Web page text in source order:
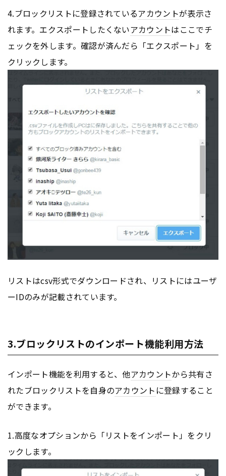
4.ブロックリストに登録されているアカウントが表示さ
れます。エクスポートしたくないアカウントはここでチ
ェックを外します。確認が済んだら「エクスポート」を
クリックします。
リストはcsv形式でダウンロードされ、リストにはユーザ
ーIDのみが記載されています。
3.ブロックリストのインポート機能利用方法
インポート機能を利用すると、他アカウントから共有さ
れたブロックリストを自身のアカウント に登録すること
ができます。
1.高度なオプションから「リストをインポート」をクリ
ックします。